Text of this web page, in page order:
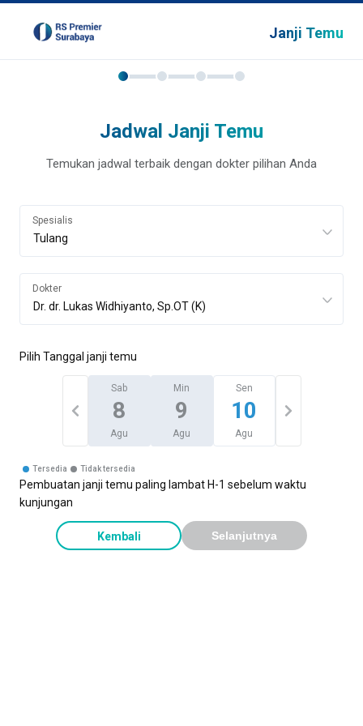
Janji Temu
Jadwal Janji Temu
Temukan jadwal terbaik dengan dokter pilihan Anda
Spesialis
Dokter
Pilih Tanggal janji temu
Sab
8
Agu
Min
9
Agu
Sen
10
Agu
Tersedia Tidak tersedia
Pembuatan janji temu paling lambat H-1 sebelum waktu
kunjungan
Kembali